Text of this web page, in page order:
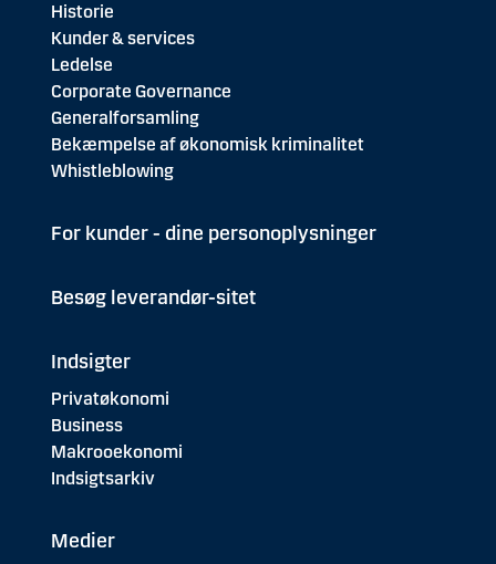
Historie
Kunder & services
Ledelse
Corporate Governance
Generalforsamling
Bekæmpelse af økonomisk kriminalitet
Whistleblowing
For kunder - dine personoplysninger
Besøg leverandør-sitet
Indsigter
Privatøkonomi
Business
Makrooekonomi
Indsigtsarkiv
Medier